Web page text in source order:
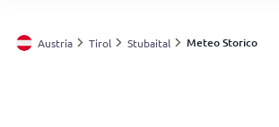
Svizzera
Austria Tirol Stubaital Meteo Storico